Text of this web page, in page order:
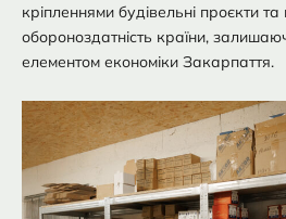
кріпленнями будівельні проєкти та
обороноздатність країни,
елементом економіки Закарпаття.